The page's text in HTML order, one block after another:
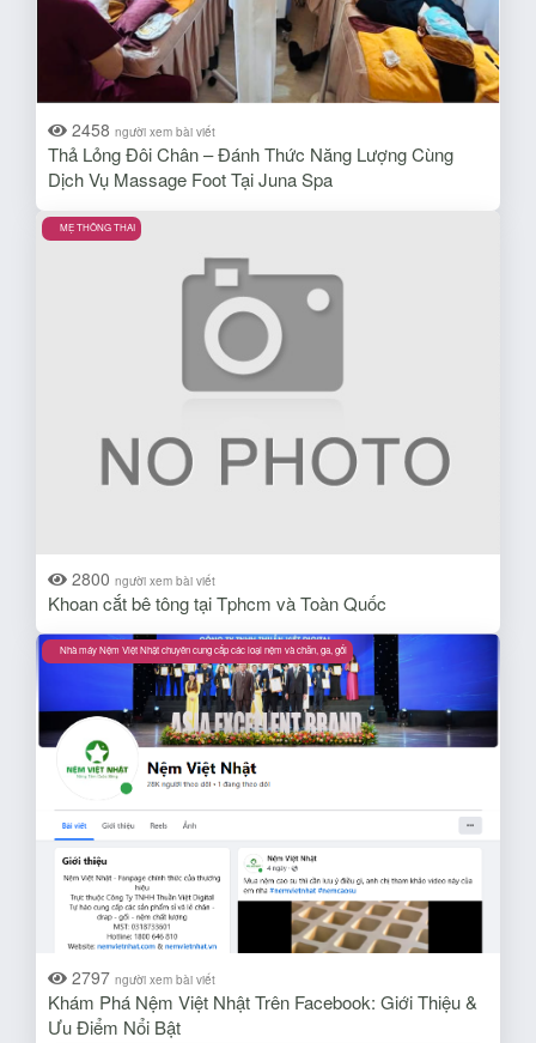
2458 người xem bài viết
Thả Lỏng Đôi Chân – Đánh Thức Năng Lượng Cùng
Dịch Vụ Massage Foot Tại Juna Spa
MẸ THÔNG THAI
2800 người xem bài viết
Khoan cắt bê tông tại Tphcm và Toàn Quốc
Nhà máy Nệm Việt Nhật chuyên cung cấp các loại nệm và chăn, ga, gối
2797 người xem bài viết
Khám Phá Nệm Việt Nhật Trên Facebook: Giới Thiệu &
Ưu Điểm Nổi Bật​